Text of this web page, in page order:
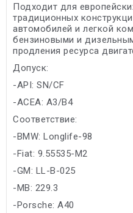
Подходит для
традиционных
автомобилей и легкой
бензиновыми и
продления ресурса
Допуск:
-API: SN/CF
-ACEA: A3/B4
Соответствие:
-BMW: Longlife-98
-Fiat: 9.55535-M2
-GM: LL-B-025
-MB: 229.3
-Porsche: A40